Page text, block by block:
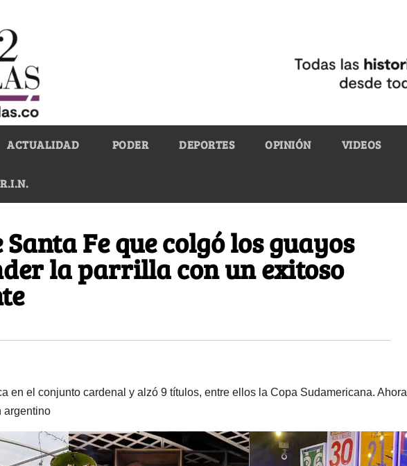
ACTUALIDAD PODER DEPORTES OPINIÓN VIDEOS
R.I.N.
Fe que colgó los guayos
la parrilla con un exitoso
en el conjunto cardenal y alzó 9 títulos, entre ellos la Copa Sudamericana. Ahora
argentino